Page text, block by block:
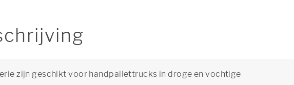
zijn geschikt voor handpallettrucks in droge en vochtige